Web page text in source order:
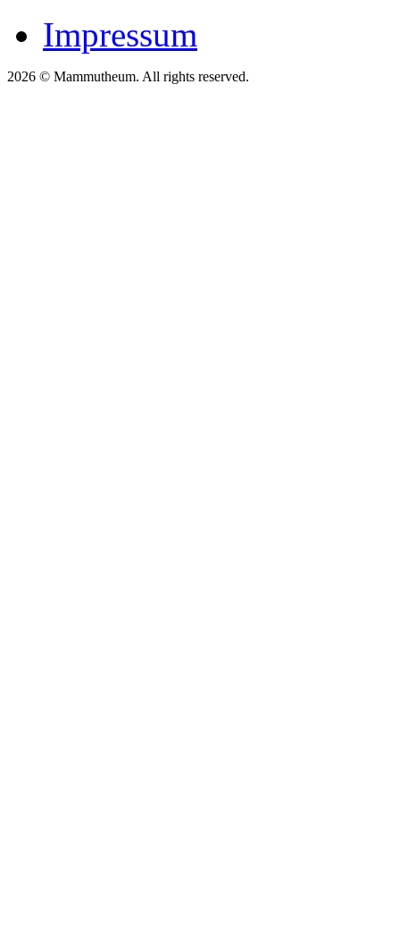
Impressum
2026 © Mammutheum. All rights reserved.